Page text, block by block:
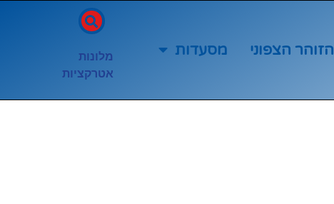
הזוהר הצפוני מסעדות
מלונות
אטרקציות